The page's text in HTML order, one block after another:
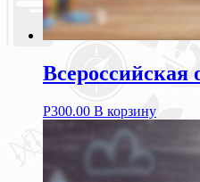
Р300.00 В корзину